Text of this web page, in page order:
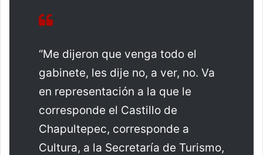
“Me dijeron que venga todo el
gabinete, les dije no, a ver, no. Va
en representación a la que le
corresponde el Castillo de
Chapultepec, corresponde a
Cultura, a la Secretaría de Turismo,